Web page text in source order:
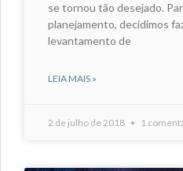
se tornou tão desejado.
planejamento, decidimos
levantamento de
LEIA MAIS »
2 de julho de 2018 1